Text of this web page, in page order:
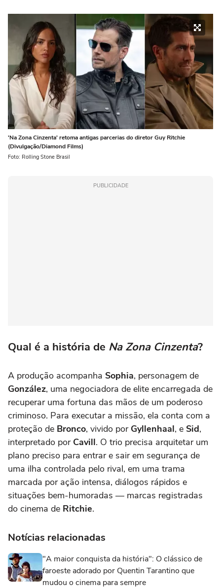
'Na Zona Cinzenta' retoma antigas parcerias do diretor Guy Ritchie
(Divulgação/Diamond Films)
Foto: Rolling Stone Brasil
PUBLICIDADE
Qual é a história de Na Zona Cinzenta?
A produção acompanha Sophia, personagem de
González, uma negociadora de elite encarregada de
recuperar uma fortuna das mãos de um poderoso
criminoso. Para executar a missão, ela conta com a
proteção de Bronco, vivido por Gyllenhaal, e Sid,
interpretado por Cavill. O trio precisa arquitetar um
plano preciso para entrar e sair em segurança de
uma ilha controlada pelo rival, em uma trama
marcada por ação intensa, diálogos rápidos e
situações bem-humoradas — marcas registradas
do cinema de Ritchie.
Notícias relacionadas
"A maior conquista da história": O clássico de
faroeste adorado por Quentin Tarantino que
mudou o cinema para sempre